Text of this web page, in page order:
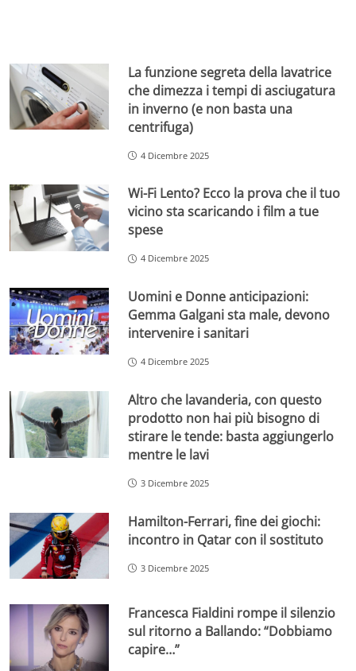
La funzione segreta della lavatrice
che dimezza i tempi di asciugatura
in inverno (e non basta una
centrifuga)
4 Dicembre 2025
Wi-Fi Lento? Ecco la prova che il tuo
vicino sta scaricando i film a tue
spese
4 Dicembre 2025
Uomini e Donne anticipazioni:
Gemma Galgani sta male, devono
intervenire i sanitari
4 Dicembre 2025
Altro che lavanderia, con questo
prodotto non hai più bisogno di
stirare le tende: basta aggiungerlo
mentre le lavi
3 Dicembre 2025
Hamilton-Ferrari, fine dei giochi:
incontro in Qatar con il sostituto
3 Dicembre 2025
Francesca Fialdini rompe il silenzio
sul ritorno a Ballando: “Dobbiamo
capire…”